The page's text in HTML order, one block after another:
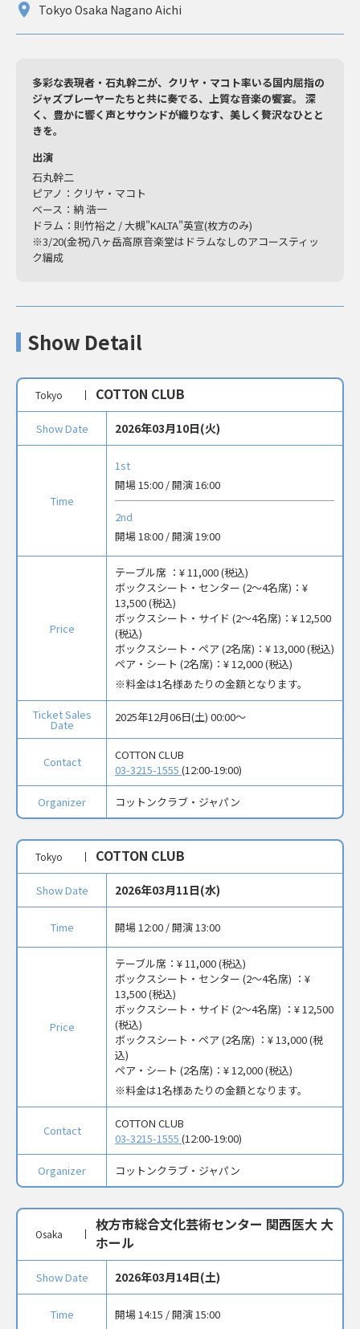
Tokyo Osaka Nagano Aichi
多彩な表現者・石丸幹二が、クリヤ・マコト率いる国内屈指の
ジャズプレーヤーたちと共に奏でる、上質な音楽の饗宴。 深
く、豊かに響く声とサウンドが織りなす、美しく贅沢なひとと
きを。
出演
石丸幹二
ピアノ：クリヤ・マコト
ベース：納 浩一
ドラム：則竹裕之 / 大槻"KALTA"英宣(枚方のみ)
※3/20(金祝)八ヶ岳高原音楽堂はドラムなしのアコースティッ
ク編成
Show Detail
Tokyo COTTON CLUB
Show Date 2026年03月10日(火)
Time
1st
開場 15:00 / 開演 16:00
2nd
開場 18:00 / 開演 19:00
Price
テーブル席 ： ¥ 11,000 (税込)
ボックスシート・センター (2〜4名席)： ¥
13,500 (税込)
ボックスシート・サイド (2〜4名席)： ¥ 12,500
(税込)
ボックスシート・ペア (2名席)： ¥ 13,000 (税込)
ペア・シート (2名席)： ¥ 12,000 (税込)
料金は1名様あたりの金額となります。
Ticket Sales
Date
2025年12月06日(土) 00:00〜
Contact
COTTON CLUB
03-3215-1555 (12:00-19:00)
Organizer コットンクラブ・ジャパン
Tokyo COTTON CLUB
Show Date 2026年03月11日(水)
Time 開場 12:00 / 開演 13:00
Price
テーブル席： ¥ 11,000 (税込)
ボックスシート・センター (2～4名席) ： ¥
13,500 (税込)
ボックスシート・サイド (2～4名席) ： ¥ 12,500
(税込)
ボックスシート・ペア (2名席) ： ¥ 13,000 (税
込)
ペア・シート (2名席)： ¥ 12,000 (税込)
料金は1名様あたりの金額となります。
Contact
COTTON CLUB
03-3215-1555 (12:00-19:00)
Organizer コットンクラブ・ジャパン
Osaka
枚方市総合文化芸術センター 関西医大 大
ホール
Show Date 2026年03月14日(土)
Time 開場 14:15 / 開演 15:00